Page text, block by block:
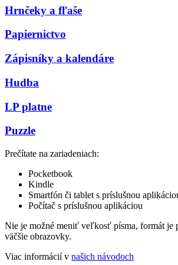
Hrnčeky a fľaše
Papiernictvo
Zápisníky a kalendáre
Hudba
LP platne
Puzzle
Prečítate na zariadeniach:
Pocketbook
Kindle
Smartfón či tablet s príslušnou
Počítač s príslušnou aplikáciou
Nie je možné meniť veľkosť písma, formát je
väčšie obrazovky.
Viac informácií v našich návodoch